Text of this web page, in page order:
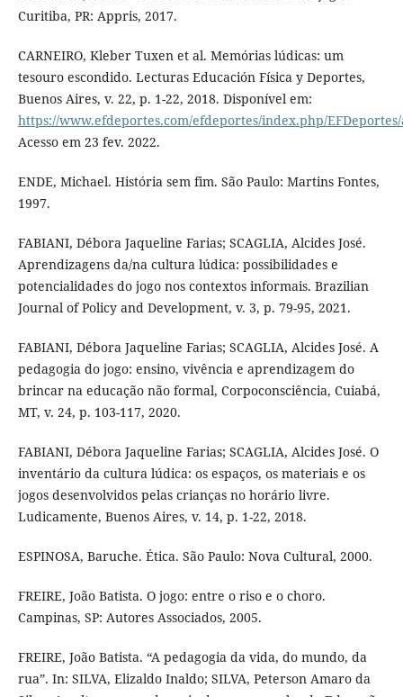
Curitiba, PR: Appris, 2017.
CARNEIRO, Kleber Tuxen et al. Memórias lúdicas: um
tesouro escondido. Lecturas Educación Física y Deportes,
Buenos Aires, v. 22, p. 1-22, 2018. Disponível em:
https://www.efdeportes.com/efdeportes/index.php/
Acesso em 23 fev. 2022.
ENDE, Michael. História sem fim. São Paulo: Martins Fontes,
1997.
FABIANI, Débora Jaqueline Farias; SCAGLIA, Alcides José.
Aprendizagens da/na cultura lúdica: possibilidades e
potencialidades do jogo nos contextos informais. Brazilian
Journal of Policy and Development, v. 3, p. 79-95, 2021.
FABIANI, Débora Jaqueline Farias; SCAGLIA, Alcides José. A
pedagogia do jogo: ensino, vivência e aprendizagem do
brincar na educação não formal, Corpoconsciência, Cuiabá,
MT, v. 24, p. 103-117, 2020.
FABIANI, Débora Jaqueline Farias; SCAGLIA, Alcides José. O
inventário da cultura lúdica: os espaços, os materiais e os
jogos desenvolvidos pelas crianças no horário livre.
Ludicamente, Buenos Aires, v. 14, p. 1-22, 2018.
ESPINOSA, Baruche. Ética. São Paulo: Nova Cultural, 2000.
FREIRE, João Batista. O jogo: entre o riso e o choro.
Campinas, SP: Autores Associados, 2005.
FREIRE, João Batista. “A pedagogia da vida, do mundo, da
rua”. In: SILVA, Elizaldo Inaldo; SILVA, Peterson Amaro da